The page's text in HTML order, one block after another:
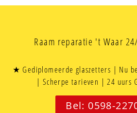
Raam reparatie 't Waar
★ Gediplomeerde glaszetters | Nu
| Scherpe tarieven | 24 uurs
Bel: 0598-